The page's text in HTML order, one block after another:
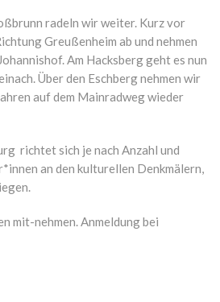
radeln wir weiter. Kurz vor
Greußenheim ab und nehmen
Am Hacksberg geht es nun
Über den Eschberg nehmen wir
auf dem Mainradweg wieder
richtet sich je nach Anzahl und
an den kulturellen Denkmälern,
mit-nehmen. Anmeldung bei